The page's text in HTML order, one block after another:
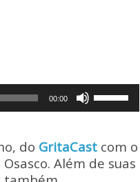
00:00
para
cima
do GritaCast com o
Além de suas